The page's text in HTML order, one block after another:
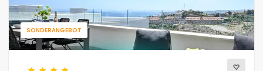
SONDERANGEBOT